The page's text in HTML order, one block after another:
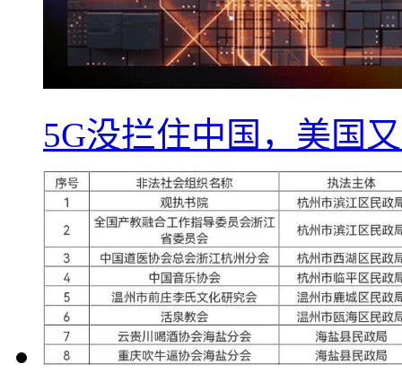
5G没拦住中国，美国